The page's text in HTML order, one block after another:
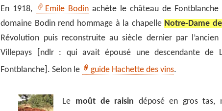
En 1918, Emile Bodinachète le château de Fontblanche
domaine Bodin rend hommage à la chapelle Notre-Dame
Révolution puis reconstruite au siècle dernier par
Villepays [ndlr : qui avait épousé une descendante de
Fontblanche]. Selon le
guide Hachette des vins.
Le moût de raisin déposé en gros tas,